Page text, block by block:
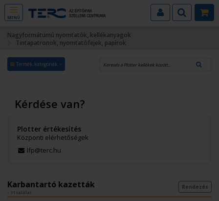
MENÜ
Nagyformátumú nyomtatók, kellékanyagok
Tintapatronok, nyomtatófejek, papírok
Termék kategóriák
Kérdése van?
Plotter értékesítés
Központi elérhetőségek
lfp@terc.hu
Karbantartó kazetták
- 11 találat
Rendezés